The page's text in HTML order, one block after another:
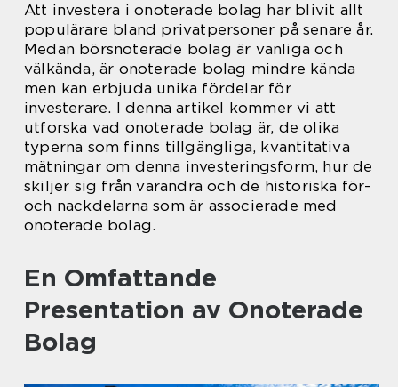
Att investera i onoterade bolag har blivit allt
populärare bland privatpersoner på senare år.
Medan börsnoterade bolag är vanliga och
välkända, är onoterade bolag mindre kända
men kan erbjuda unika fördelar för
investerare. I denna artikel kommer vi att
utforska vad onoterade bolag är, de olika
typerna som finns tillgängliga, kvantitativa
mätningar om denna investeringsform, hur de
skiljer sig från varandra och de historiska för-
och nackdelarna som är associerade med
onoterade bolag.
En Omfattande
Presentation av Onoterade
Bolag